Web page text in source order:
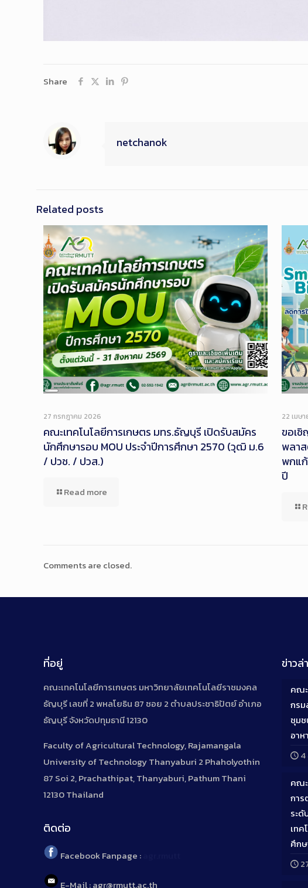
Share
netchanok
Related posts
Long
27 กรกฎาคม 2026
คณะเทคโนโลยีการเกษตร มทร.ธัญบุรี เปิดรับสมัคร
นักศึกษารอบ MOU ประจำปีการศึกษา 2570 (วุฒิ ม.6
/ ปวช. / ปวส.)
Read more
22 เมษ
ขอเ
พลา
พกแ
ปี
Comments are closed.
ที่อยู่
คณะเทคโนโลยีการเกษตร มหาวิทยาลัยเทคโนโลยีราชมงคล
ธัญบุรี เลขที่ 2 พหลโยธิน 87 ซอย 2 ตำบลประชาธิปัตย์ อำเภอ
ธัญบุรี จังหวัดปทุมธานี 12130
Faculty of Agricultural Technology, Rajamangala
University of Technology Thanyaburi 2 Phaholyothin
87 Soi 2, Prachathipat, Thanyaburi, Pathum Thani
12130 Thailand
ติดต่อ
Facebook Fanpage :
E-Mail : agr@rmutt.ac.th
ข่าวล่
คณ
กร
ชุม
อาห
คณ
การ
ระ
เทค
ศึก